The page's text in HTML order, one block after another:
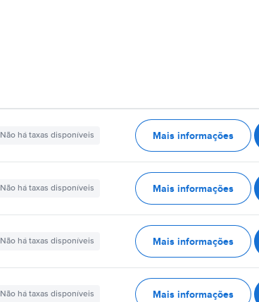
Não há taxas disponíveis Mais informações
Não há taxas disponíveis Mais informações
Não há taxas disponíveis Mais informações
Não há taxas disponíveis Mais informações